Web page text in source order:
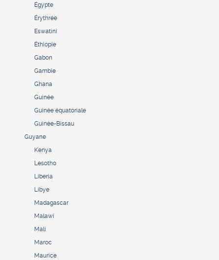
Égypte
Érythrée
Eswatini
Éthiopie
Gabon
Gambie
Ghana
Guinée
Guinée équatoriale
Guinée-Bissau
Guyane
Kenya
Lesotho
Liberia
Libye
Madagascar
Malawi
Mali
Maroc
Maurice